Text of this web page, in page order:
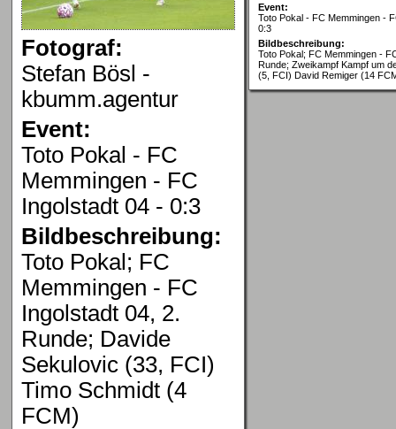
Fotograf:
Stefan Bösl -
kbumm.agentur
Event:
Toto Pokal - FC
Memmingen - FC
Ingolstadt 04 - 0:3
Bildbeschreibung:
Toto Pokal; FC
Memmingen - FC
Ingolstadt 04, 2.
Runde; Davide
Sekulovic (33, FCI)
Timo Schmidt (4
FCM)
Event:
Toto Pokal - FC Memmingen -
0:3
Bildbeschreibung:
Toto Pokal; FC Memmingen -
Runde; Zweikampf Kampf um
(5, FCI) David Remiger (14